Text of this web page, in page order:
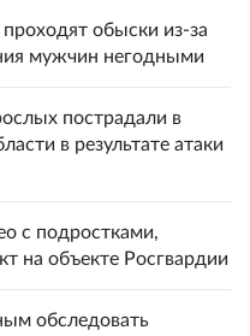
обыски из-за
мужчин негодными
пострадали в
в результате атаки
с подростками,
на объекте Росгвардии
обследовать